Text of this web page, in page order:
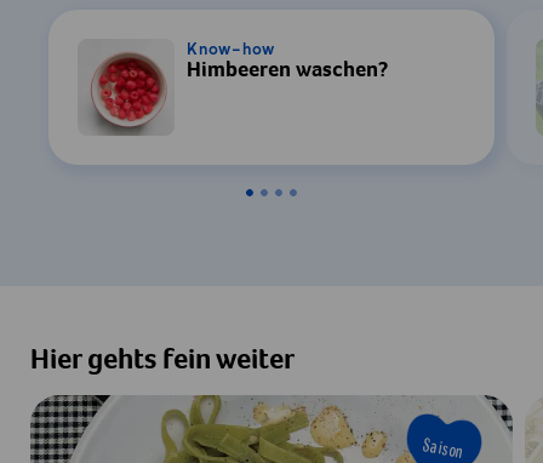
Know-how
Himbeeren waschen?
Hier gehts fein weiter
Saison